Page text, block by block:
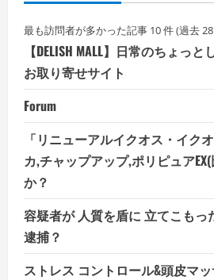
最も訪問者が多かった記事 10 件 (過去
【DELISH MALL】日常のちょっ
お取り寄せサイト
Forum
「リニューアルイクオス・イク
カ,チャップアップ,ポリピュア
か？
容疑者が 人質を盾に 立てこもっ
逮捕？
ストレス コントロール&頭皮マ